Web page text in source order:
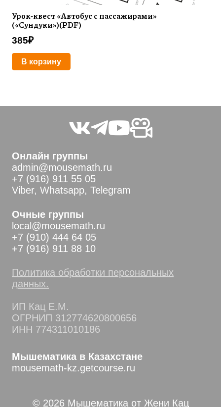
Урок-квест «Автобус с пассажирами»
(«Сундуки»)(PDF)
385₽
В корзину
Онлайн группы
admin@mousemath.ru
+7 (916) 911 55 05
Viber, Whatsapp, Telegram
Очные группы
local@mousemath.ru
+7 (910) 444 64 05
+7 (916) 911 88 10
Политика обработки персональных
данных.
ИП Кац Е.М.
ОГРНИП 312774620800656
ИНН 774311010186
Мышематика в Казахстане
mousemath-kz.getcourse.ru
© 2026 Мышематика от Жени Кац